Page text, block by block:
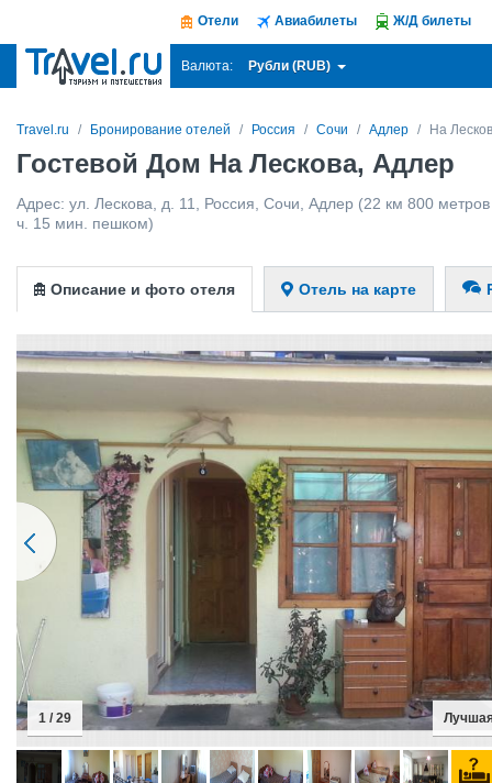
Отели Авиабилеты Ж/Д билеты
Валюта: Рубли (RUB)
Travel.ru Бронирование отелей Россия Сочи Адлер На
Гостевой Дом На Лескова, Адлер
Адрес: ул. Лескова, д. 11 Россия Сочи Адлер (22 км 800
ч. 15 мин. пешком)
Описание и фото отеля Отель на карте
2 / 29